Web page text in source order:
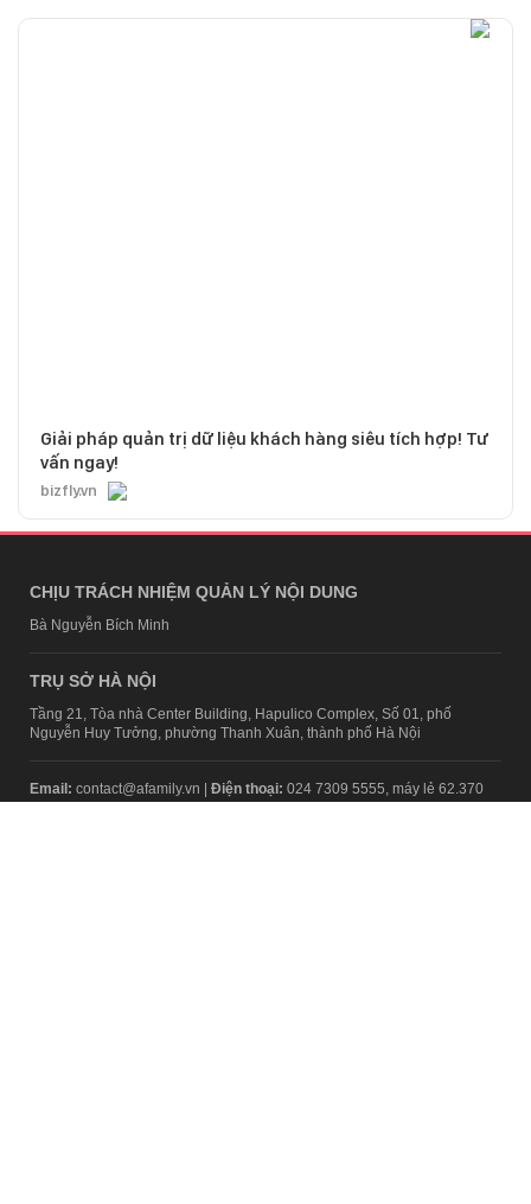
Giải pháp quản trị dữ liệu khách hàng siêu tích hợp! Tư
vấn ngay!
bizfly.vn
CHỊU TRÁCH NHIỆM QUẢN LÝ NỘI DUNG
Bà Nguyễn Bích Minh
TRỤ SỞ HÀ NỘI
Tầng 21, Tòa nhà Center Building, Hapulico Complex, Số 01, phố
Nguyễn Huy Tưởng, phường Thanh Xuân, thành phố Hà Nội
Email: contact@afamily.vn | Điện thoại: 024 7309 5555, máy lẻ 62.370